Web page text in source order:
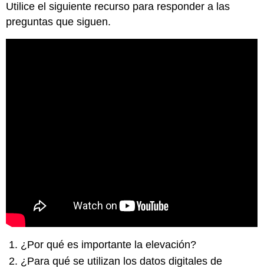
Utilice el siguiente recurso para responder a las
preguntas que siguen.
¿Por qué es importante la elevación?
¿Para qué se utilizan los datos digitales de